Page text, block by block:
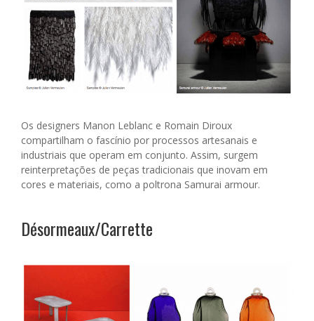
Os designers Manon Leblanc e Romain Diroux
compartilham o fascínio por processos artesanais e
industriais que operam em conjunto. Assim, surgem
reinterpretações de peças tradicionais que inovam em
cores e materiais, como a poltrona Samurai armour.
Désormeaux/Carrette